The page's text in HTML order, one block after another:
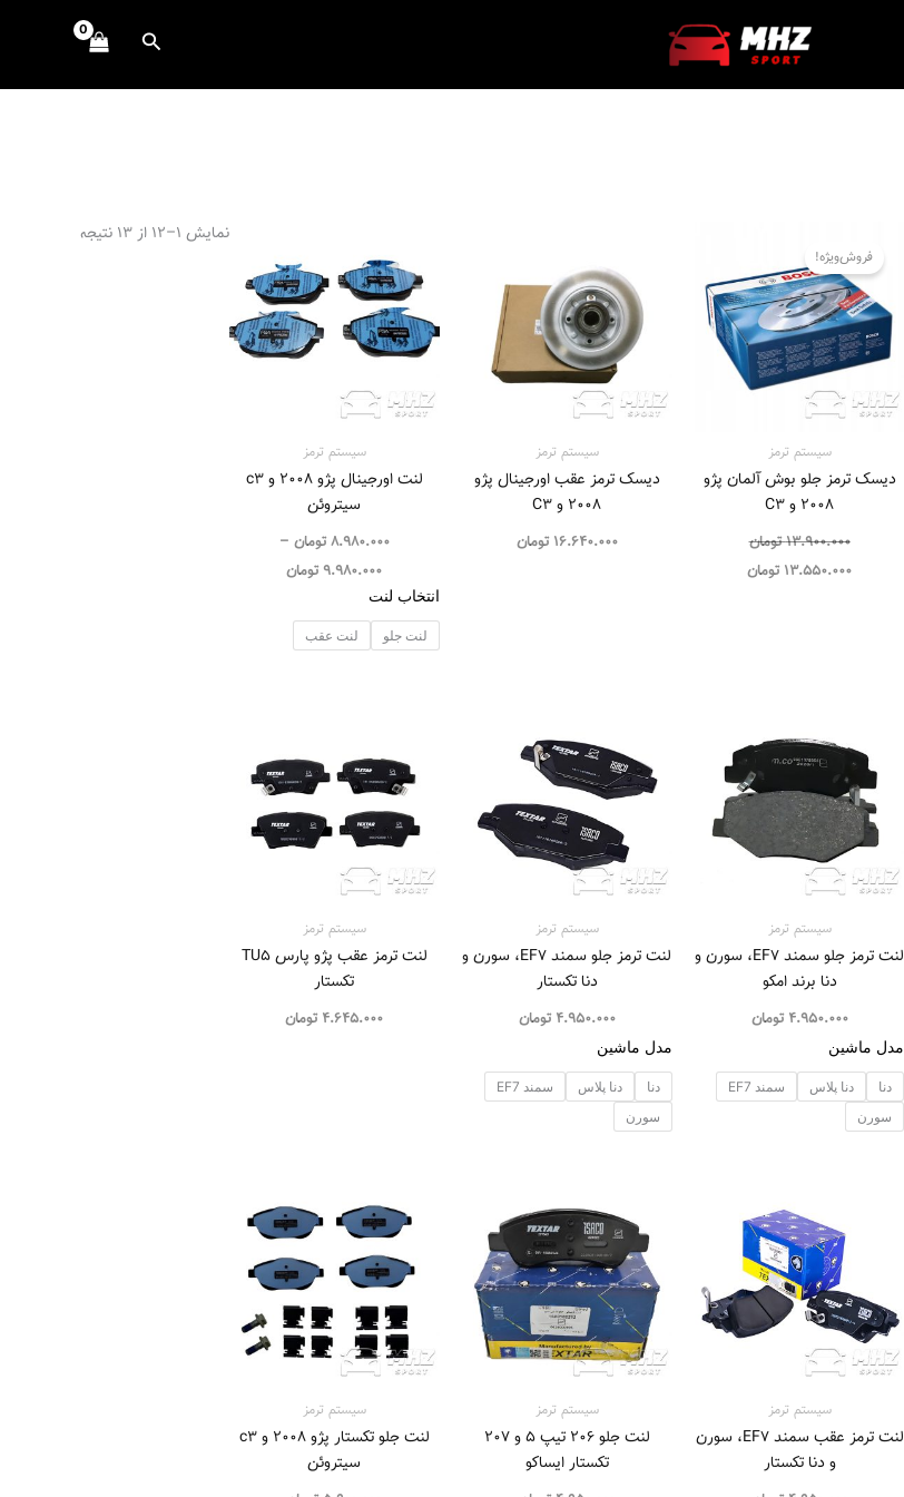
جستجو
نمایش 1–12 از 13 نتیجه
15.865.000 تومان فروش‌ویژه!
سیستم‌ ترمز
دیسک ترمز جلو بوش آلمان پژو
2008 و C3
13.900.000 تومان
اصلی
13.900.000 تومان
بود.
13.550.000 تومان
است.
سیستم‌ ترمز
دیسک ترمز عقب اورجینال پژو
2008 و C3
16.640.000 تومان
سیستم‌ ترمز
لنت اورجینال پژو 2008 و c3
سیتروئن
8.980.000 تومان –
9.980.000 تومان
تا
9.980.000 تومان
انتخاب لنت
لنت جلو لنت عقب
سیستم‌ ترمز
لنت ترمز جلو سمند EF7، سورن و
دنا برند امکو
4.950.000 تومان
مدل ماشین
دنا دنا پلاس
سمند EF7
سورن
سیستم‌ ترمز
لنت ترمز جلو سمند EF7، سورن و
دنا تکستار
4.950.000 تومان
مدل ماشین
دنا دنا پلاس
سمند EF7
سورن
سیستم‌ ترمز
لنت ترمز عقب پژو پارس TU5
تکستار
4.645.000 تومان
سیستم‌ ترمز
لنت ترمز عقب سمند EF7، سورن
و دنا تکستار
سیستم‌ ترمز
لنت جلو 206 تیپ ۵ و 207
تکستار ایساکو
سیستم‌ ترمز
لنت جلو تکستار پژو 2008 و c3
سیتروئن